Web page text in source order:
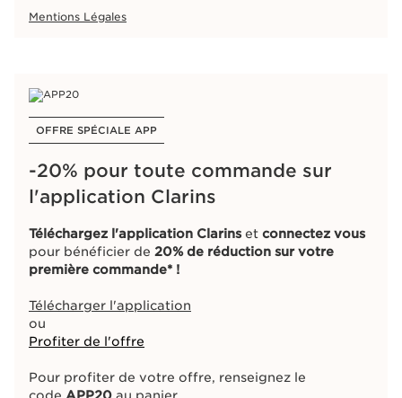
Mentions Légales
OFFRE SPÉCIALE APP
-20% pour toute commande sur
l'application Clarins
Téléchargez l'application Clarinset connectez vous
pour bénéficier de 20% de réduction sur votre
première commande* !
Télécharger l'application
ou
Profiter de l'offre
Pour profiter de votre offre, renseignez le